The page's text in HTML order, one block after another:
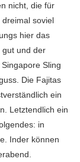
nicht, die für
soviel
hier das
gut und der
Sling
Die Fajitas
ein
Letztendlich ein
in
Inder können